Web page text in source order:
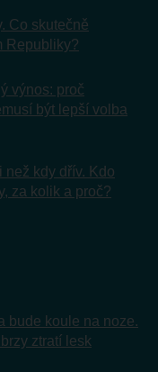
Co skutečně
Republiky?
výnos: proč
být lepší volba
kdy dřív. Kdo
za kolik a proč?
bude koule na noze.
ztratí lesk